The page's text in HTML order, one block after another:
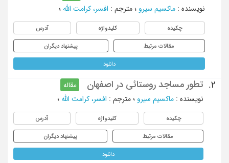
نویسنده : ماکسیم سیرو ؛ مترجم : افسر، کرامت الله ؛
چکیده کلیدواژه آدرس
مقالات مرتبط پیشنهاد دیگران
دانلود
2. تطور مساجد روستائی در اصفهان
مقاله
نویسنده : ماکسیم سیرو ؛ مترجم : افسر، کرامت الله ؛
چکیده کلیدواژه آدرس
مقالات مرتبط پیشنهاد دیگران
دانلود